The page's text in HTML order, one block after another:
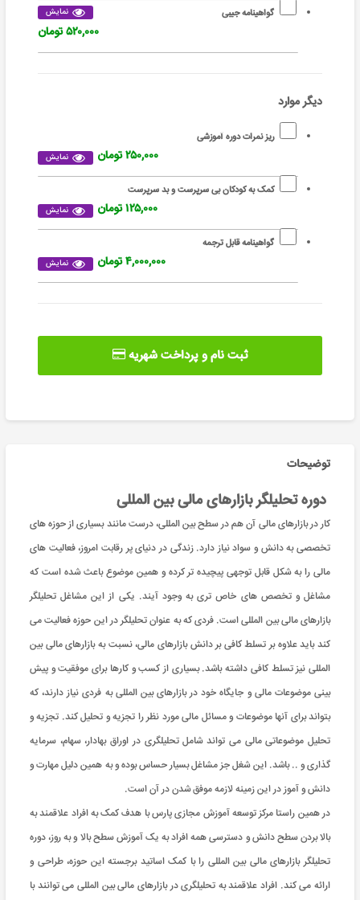
گواهینامه جیبی نمایش
۵۲۰,۰۰۰ تومان
دیگر موارد
ریز نمرات دوره آموزشی
نمایش ۲۵۰,۰۰۰ تومان
کمک به کودکان بی سرپرست و بد سرپرست
نمایش ۱۲۵,۰۰۰ تومان
گواهینامه قابل ترجمه
نمایش ۴,۰۰۰,۰۰۰ تومان
ثبت نام و پرداخت شهریه
توضیحات
دوره تحلیلگر بازارهای مالی بین المللی
کار در بازارهای مالی آن هم در سطح بین المللی، درست مانند بسیاری از حوزه های
تخصصی به دانش و سواد نیاز دارد. زندگی در دنیای پر رقابت امروز، فعالیت های
مالی را به شکل قابل توجهی پیچیده تر کرده و همین موضوع باعث شده است که
مشاغل و تخصص های خاص تری به وجود آیند. یکی از این مشاغل تحلیلگر
بازارهای مالی بین المللی است. فردی که به عنوان تحلیلگر در این حوزه فعالیت می
کند باید علاوه بر تسلط کافی بر دانش بازارهای مالی، نسبت به بازارهای مالی بین
المللی نیز تسلط کافی داشته باشد. بسیاری از کسب و کارها برای موفقیت و پیش
بینی موضوعات مالی و جایگاه خود در بازارهای بین المللی به فردی نیاز دارند، که
بتواند برای آنها موضوعات و مسائل مالی مورد نظر را تجزیه و تحلیل کند. تجزیه و
تحلیل موضوعاتی مالی می تواند شامل تحلیلگری در اوراق بهادار، سهام، سرمایه
گذاری و .. باشد. این شغل جز مشاغل بسیار حساس بوده و به همین دلیل مهارت و
دانش و آموز در این زمینه لازمه موفق شدن در آن است.
در همین راستا مرکز توسعه آموزش مجازی پارس با هدف کمک به افراد علاقمند به
بالا بردن سطح دانش و دسترسی همه افراد به یک آموزش سطح بالا و به روز، دوره
تحلیلگر بازارهای مالی بین المللی را با کمک اساتید برجسته این حوزه، طراحی و
ارائه می کند. افراد علاقمند به تحلیلگری در بازارهای مالی بین المللی می توانند با